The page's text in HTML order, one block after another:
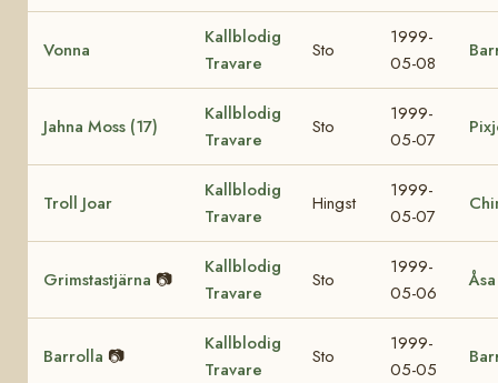
Vonna
Kallblodig
Travare
Sto
1999-
05-08
Jahna Moss (17)
Kallblodig
Travare
Sto
1999-
05-07
Troll Joar
Kallblodig
Travare
Hingst
1999-
05-07
Grimstastjärna 📷
Kallblodig
Travare
Sto
1999-
05-06
Barrolla 📷
Kallblodig
Travare
Sto
1999-
05-05